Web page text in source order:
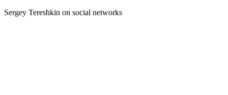
Sergey Tereshkin on social networks